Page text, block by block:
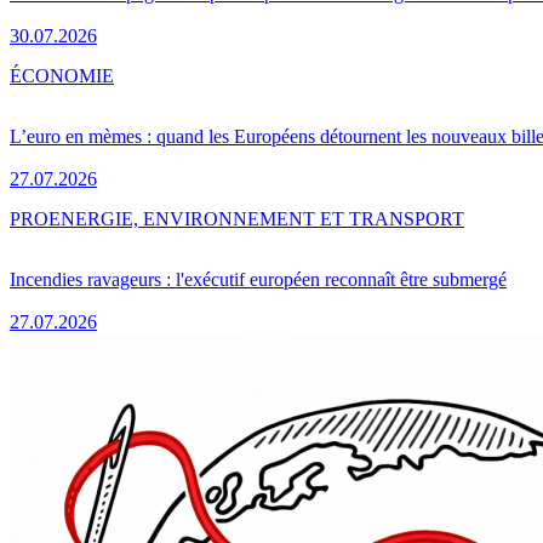
30.07.2026
L’euro en mèmes : quand les Européens détournent les nouveaux
27.07.2026
ÉCONOMIE
Incendies ravageurs : l'exécutif européen reconnaît être submergé
27.07.2026
PROENERGIE, ENVIRONNEMENT ET TRANSPORT